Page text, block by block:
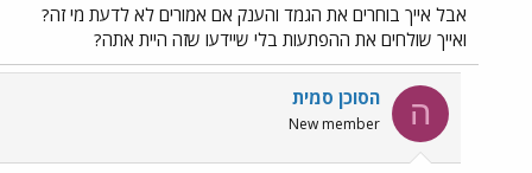
אבל אייך בוחרים את הגמד והענק אם אמורים לא לדעת מי זה?
ואייך שולחים את ההפתעות בלי שיידעו שזה היית אתה?
ה הסוכן סמית
New member